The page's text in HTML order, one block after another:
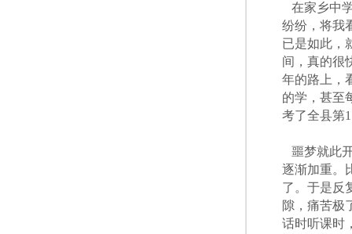
在家乡中
纷纷，将我
已是如此，
间，真的很
年的路上，
的学，甚至
考了全县第
噩梦就此
逐渐加重。
了。于是反
隙，痛苦极
话时听课时